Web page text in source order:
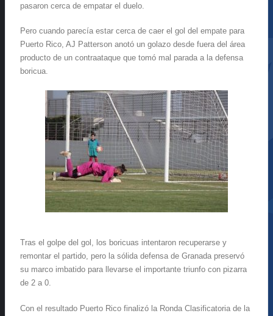
pasaron cerca de empatar el duelo.
Pero cuando parecía estar cerca de caer el gol del empate para
Puerto Rico, AJ Patterson anotó un golazo desde fuera del área
producto de un contraataque que tomó mal parada a la defensa
boricua.
Tras el golpe del gol, los boricuas intentaron recuperarse y
remontar el partido, pero la sólida defensa de Granada preservó
su marco imbatido para llevarse el importante triunfo con pizarra
de 2 a 0.
Con el resultado Puerto Rico finalizó la Ronda Clasificatoria de la